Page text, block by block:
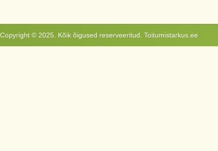
Copyright © 2025. Kõik õigused reserveeritud. Toitumistarkus.ee